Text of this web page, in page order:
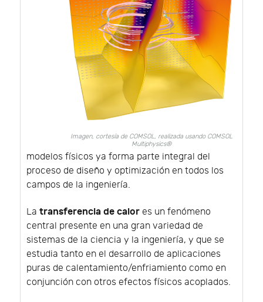
Imagen, cortesía de COMSOL, realizada usando COMSOL
Multiphysics®
modelos físicos ya forma parte integral del
proceso de diseño y optimización en todos los
campos de la ingeniería.
La transferencia de calor es un fenómeno
central presente en una gran variedad de
sistemas de la ciencia y la ingeniería, y que se
estudia tanto en el desarrollo de aplicaciones
puras de calentamiento/enfriamiento como en
conjunción con otros efectos físicos acoplados.